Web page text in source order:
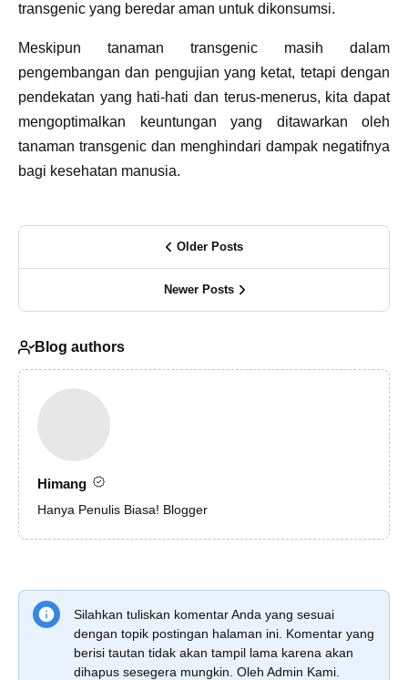
transgenic yang beredar aman untuk dikonsumsi.
Meskipun tanaman transgenic masih dalam
pengembangan dan pengujian yang ketat, tetapi dengan
pendekatan yang hati-hati dan terus-menerus, kita dapat
mengoptimalkan keuntungan yang ditawarkan oleh
tanaman transgenic dan menghindari dampak negatifnya
bagi kesehatan manusia.
Older Posts
Newer Posts
Blog authors
Himang
Hanya Penulis Biasa! Blogger
Silahkan tuliskan komentar Anda yang sesuai
dengan topik postingan halaman ini. Komentar yang
berisi tautan tidak akan tampil lama karena akan
dihapus sesegera mungkin. Oleh Admin Kami.